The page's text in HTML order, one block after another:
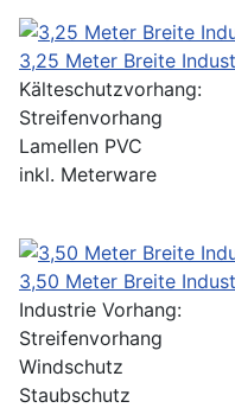
3,25 Meter Breite
Kälteschutzvorhang:
Streifenvorhang
Lamellen PVC
inkl. Meterware
3,50 Meter Breite
Industrie Vorhang:
Streifenvorhang
Windschutz
Staubschutz